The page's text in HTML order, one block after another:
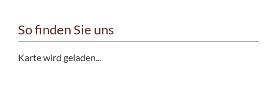
So finden Sie uns
Karte wird geladen...